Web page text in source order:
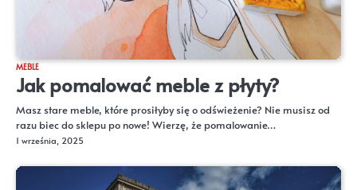
MEBLE
Jak pomalować meble z płyty?
Masz stare meble, które prosiłyby się o odświeżenie? Nie musisz od
razu biec do sklepu po nowe! Wierzę, że pomalowanie…
1 września, 2025